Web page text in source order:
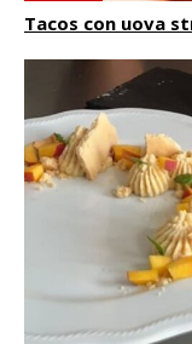
Tacos con uova